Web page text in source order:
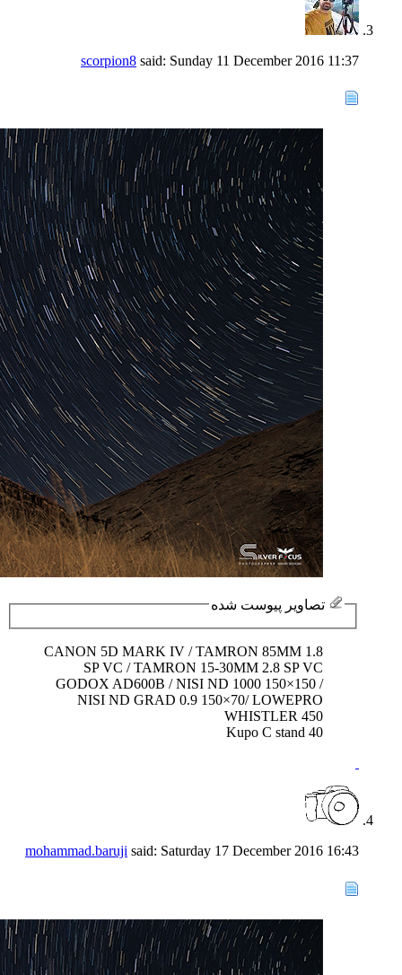
scorpion8 said: Sunday 11 December 2016 11:37
تصاویر پیوست شده
CANON 5D MARK IV / TAMRON 85MM 1.8
SP VC / TAMRON 15-30MM 2.8 SP VC
GODOX AD600B / NISI ND 1000 150×150 /
NISI ND GRAD 0.9 150×70/ LOWEPRO
WHISTLER 450
Kupo C stand 40
mohammad.baruji said: Saturday 17 December 2016 16:43